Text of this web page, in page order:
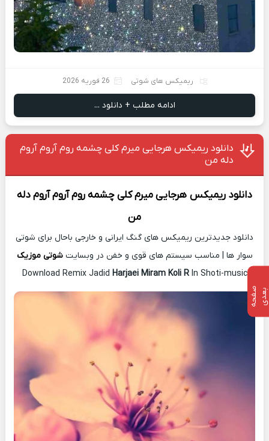
ریمیکس های شوتی 26 فوریه 2026
ادامه مطلب + دانلود ...
دانلود ریمیکس هرجایی میرم کلی چشمه روم آروم آروم
دله من
دانلود ریمیکس هرجایی میرم کلی چشمه روم آروم آروم دله
من
دانلود جدیدترین ریمیکس های گنگ ایرانی و خارجی باحال برای شوتی
سوار ها | مناسب سیستم های قوی و خفن در وبسایتشوتی موزیک
Download Remix Jadid Harjaei Miram Koli RIn Shoti-music
ص
ف
ح
ه ب ع
د ی